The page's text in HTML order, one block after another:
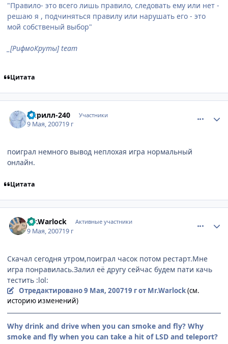
"Правило- это всего лишь правило, следовать ему или нет -
решаю я , подчиняться правилу или нарушать его - это
мой собственый выбор"
_[РифмоКруты] team
Цитата
Кирилл-240 Участники
9 Мая, 200719 г
поиграл немного вывод неплохая игра нормальный
онлайн.
Цитата
Mr.Warlock Активные участники
9 Мая, 200719 г
Скачал сегодня утром,поиграл часок потом рестарт.Мне
игра понравилась.Залил её другу сейчас будем пати качь
тестить :lol:
Отредактировано9 Мая, 200719 гот Mr.Warlock(см.
историю изменений)
Why drink and drive when you can smoke and fly? Why
smoke and fly when you can take a hit of LSD and teleport?